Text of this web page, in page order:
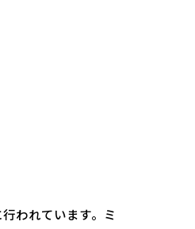
われています。ミ